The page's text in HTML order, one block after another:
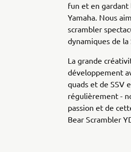
fun et en
Yamaha. Nous
scrambler
dynamiques de la
La grande
développement
quads et de SSV
régulièrement -
passion et de
Bear Scrambler